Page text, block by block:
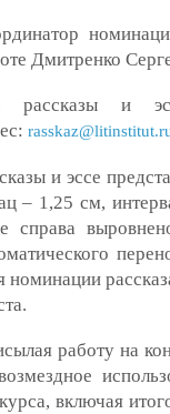
Дмитренко
рассказы и
и эссе
– 1,25 см,
справа
номинации
работу на
включая